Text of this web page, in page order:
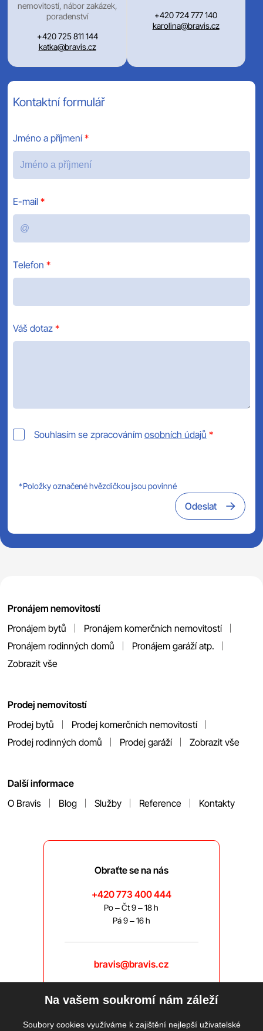
nemovitostí, nábor zakázek,
poradenství
+420 725 811 144
katka@bravis.cz
+420 724 777 140
karolina@bravis.cz
Kontaktní formulář
Jméno a příjmení
E-mail
Telefon
Váš dotaz
Souhlasím se zpracováním osobních údajů
*Položky označené hvězdičkou jsou povinné
Odeslat
Pronájem nemovitostí
Pronájem bytů
Pronájem komerčních nemovitostí
Pronájem rodinných domů
Pronájem garáží atp.
Zobrazit vše
Prodej nemovitostí
Prodej bytů
Prodej komerčních nemovitostí
Prodej rodinných domů
Prodej garáží Zobrazit vše
Další informace
O Bravis
Blog Služby Reference Kontakty
Obraťte se na nás
+420 773 400 444
Po – Čt 9 – 18 h
Pá 9 – 16 h
bravis@bravis.cz
Na vašem soukromí nám záleží
Soubory cookies využíváme k zajištění nejlepší uživatelské